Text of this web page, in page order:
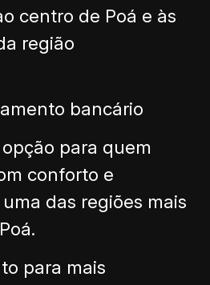
centro de Poá e às
região
bancário
para quem
conforto e
das regiões mais
para mais